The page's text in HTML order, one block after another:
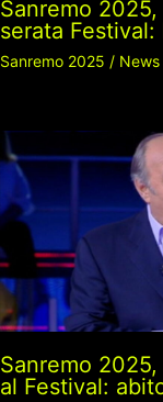
Sanremo
serata
Sanremo 2025 / News
Sanremo
al Festival: